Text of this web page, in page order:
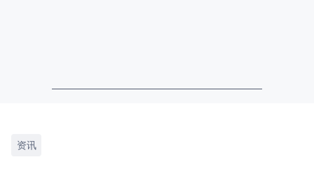
资讯